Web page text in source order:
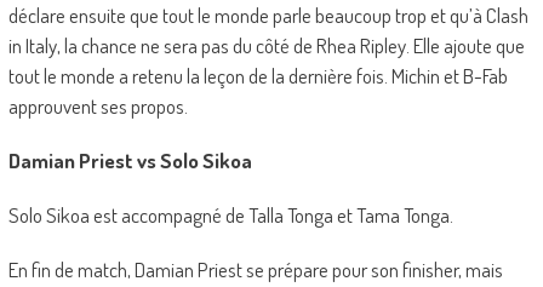
déclare ensuite que tout le monde parle beaucoup trop et qu’à Clash
in Italy, la chance ne sera pas du côté de Rhea Ripley. Elle ajoute que
tout le monde a retenu la leçon de la dernière fois. Michin et B-Fab
approuvent ses propos.
Damian Priest vs Solo Sikoa
Solo Sikoa est accompagné de Talla Tonga et Tama Tonga.
En fin de match, Damian Priest se prépare pour son finisher, mais